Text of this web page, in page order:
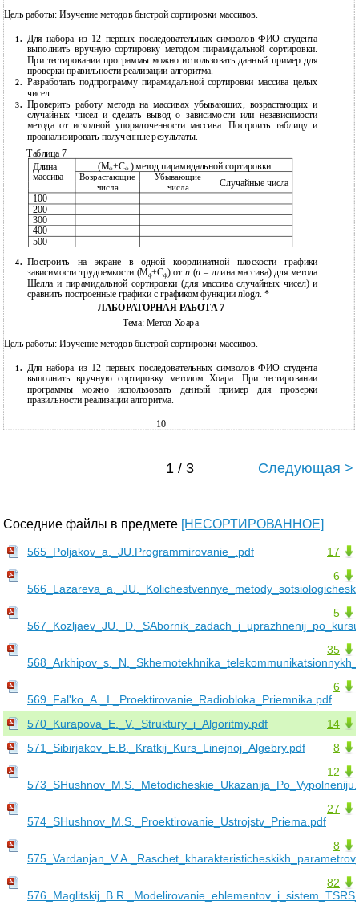
Цель работы: Изучение методов быстрой сортировки массивов.
1.
Для набора из 12 первых последовательных символов ФИО студента
выполнить вручную сортировку методом пирамидальной сортировки.
При тестировании программы можно использовать данный пример для
проверки правильности реализации алгоритма.
2.
Разработать подпрограмму пирамидальной сортировки массива целых
чисел.
3.
Проверить работу метода на массивах убывающих, возрастающих и
случайных чисел и сделать вывод о зависимости или независимости
метода от исходной упорядоченности массива. Построить таблицу и
проанализировать полученные результаты.
Таблица 7
Длина
(Мф+Сф ) метод пирамидальной сортировки
массива
Возрастающие Убывающие
Случайные числа
числа числа
100
200
300
400
500
4. Построить на экране в одной координатной плоскости графики
зависимости трудоемкости (Мф+Сф) от n (n– длина массива) для метода
Шелла и пирамидальной сортировки (для массива случайных чисел) и
сравнить построенные графики с графиком функции nlogn. *
ЛАБОРАТОРНАЯ РАБОТА 7
Тема: Метод Хоара
Цель работы: Изучение методов быстрой сортировки массивов.
1.
Для набора из 12 первых последовательных символов ФИО студента
выполнить вручную сортировку методом Хоара. При тестировании
программы можно использовать данный пример для проверки
правильности реализации алгоритма.
10
1 / 3 Следующая >
Соседние файлы в предмете [НЕСОРТИРОВАННОЕ]
17
565_Poljakov_a._JU.Programmirovanie_.pdf
6
5
35
6
569_Fal'ko_A._I._Proektirovanie_Radiobloka_Priemnika.pdf
14
570_Kurapova_E._V._Struktury_i_Algoritmy.pdf
8
571_Sibirjakov_E.B._Kratkij_Kurs_Linejnoj_Algebry.pdf
12
27
574_SHushnov_M.S._Proektirovanie_Ustrojstv_Priema.pdf
8
82